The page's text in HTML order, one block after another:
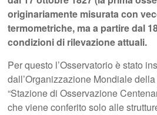
originariamente misurata con
termometriche, ma a partire dal
condizioni di rilevazione attuali.
Per questo l’Osservatorio è stato
dall’Organizzazione Mondiale
“Stazione di Osservazione
che viene conferito solo alle